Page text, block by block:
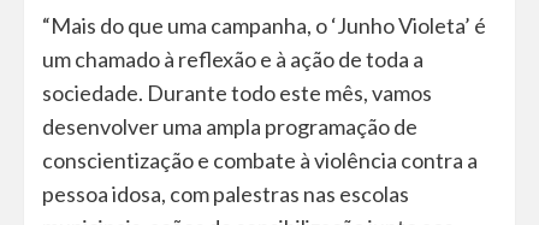
“Mais do que uma campanha, o ‘Junho Violeta’ é
um chamado à reflexão e à ação de toda a
sociedade. Durante todo este mês, vamos
desenvolver uma ampla programação de
conscientização e combate à violência contra a
pessoa idosa, com palestras nas escolas